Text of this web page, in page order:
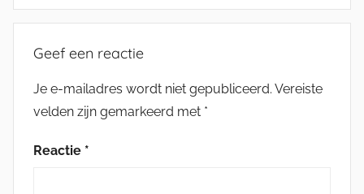
Geef een reactie
Je e-mailadres wordt niet gepubliceerd. Vereiste
velden zijn gemarkeerd met *
Reactie *